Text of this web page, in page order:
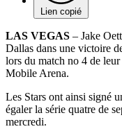
Lien copié
LAS VEGAS – Jake
Dallas dans une victoire
lors du match no 4 de
Mobile Arena.
Les Stars ont ainsi signé
égaler la série quatre de
mercredi.